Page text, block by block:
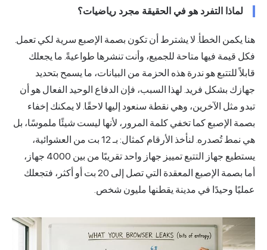
لماذا التفرد هو في الحقيقة مجرد رياضيات؟
هنا يكمن الخطأ. لا يشترط أن تكون بصمة الإصبع سرية لكي تعمل.
فكل قيمة فيها متاحة للجميع، وأنت تنشرها طواعيةً. ما يجعلك
قابلاً للتتبع هو ندرة هذه الحزمة من البيانات، ما يسمح بتحديد
جهازك بشكل فريد. لهذا السبب، فإن الدفاع الوحيد الفعال هو أن
تبدو مثل الآخرين، وهي نقطة سنعود إليها لاحقًا. لا يمكنك إخفاء
بصمة الإصبع كما تخفي كلمة المرور، لأنها ليست شيئًا ملموسًا، بل
هي نمط تُصدره. لنأخذ الأرقام كمثال: بـ 12 بت من العشوائية،
يستطيع جهاز التتبع تمييز جهاز واحد تقريبًا من بين 4000 جهاز،
أما بصمة الإصبع المعقدة التي تصل إلى 20 بت أو أكثر، فتجعلك
عمليًا وحيدًا في مدينة يقطنها مليون شخص.